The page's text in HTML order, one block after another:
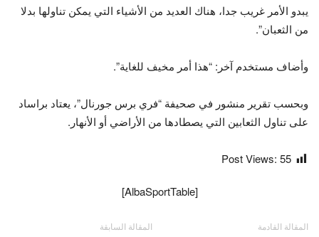
يبدو الأمر غريب جدا، هناك العديد من الأشياء التي يمكن تناولها بدلا
من الثعبان”.
وأضاف مستخدم آخر: “هذا أمر مخيف للغاية”.
وبحسب تقرير منشور في صحيفة “فري برس جورنال”، يعتاد براساد
على تناول الثعابين التي يصطادها من الأراضي أو الأنهار.
Post Views: 55
[AlbaSportTable]
المقالة السابقة المقالة القادمة